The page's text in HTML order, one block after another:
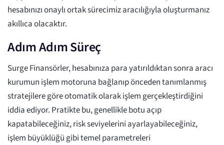
hesabınızı onaylı ortak sürecimiz aracılığıyla oluşturmanız
akıllıca olacaktır.
Adım Adım Süreç
Surge Finansörler, hesabınıza para yatırıldıktan sonra aracı
kurumun işlem motoruna bağlanıp önceden tanımlanmış
stratejilere göre otomatik olarak işlem gerçekleştirdiğini
iddia ediyor. Pratikte bu, genellikle botu açıp
kapatabileceğiniz, risk seviyelerini ayarlayabileceğiniz,
işlem büyüklüğü gibi temel parametreleri